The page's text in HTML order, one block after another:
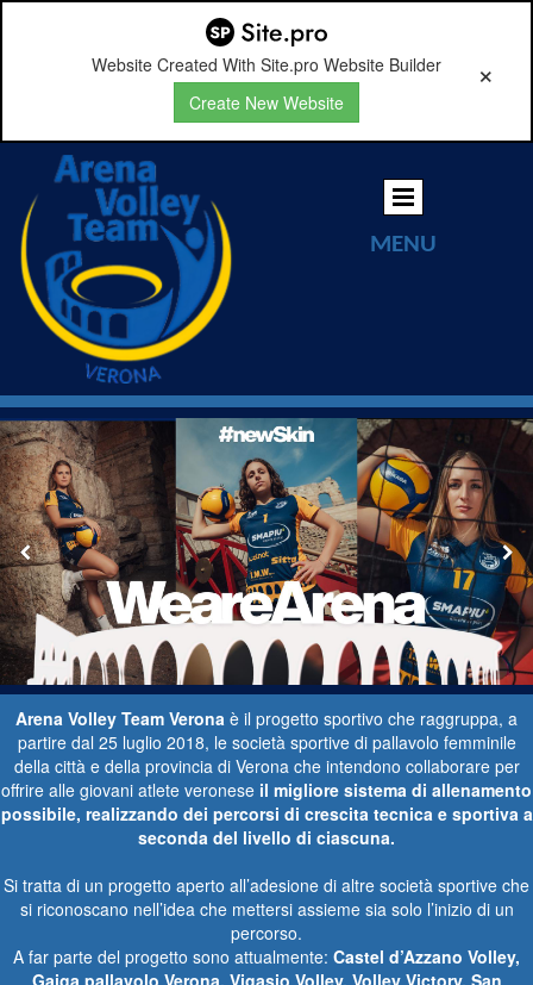
Website Created With Site.pro Website Builder
Create New Website
MENU
Arena Volley Team Verona è il progetto sportivo che raggruppa, a
partire dal 25 luglio 2018, le società sportive di pallavolo femminile
della città e della provincia di Verona che intendono collaborare per
offrire alle giovani atlete veronese il migliore sistema di allenamento
possibile, realizzando dei percorsi di crescita tecnica e sportiva a
seconda del livello di ciascuna.
Si tratta di un progetto aperto all’adesione di altre società sportive che
si riconoscano nell’idea che mettersi assieme sia solo l’inizio di un
percorso.
A far parte del progetto sono attualmente: Castel d’Azzano Volley,